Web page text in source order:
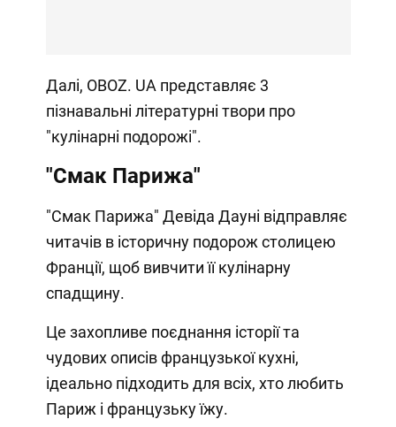
Далі, OBOZ. UA представляє 3
пізнавальні літературні твори про
"кулінарні подорожі".
"Смак Парижа"
"Смак Парижа" Девіда Дауні відправляє
читачів в історичну подорож столицею
Франції, щоб вивчити її кулінарну
спадщину.
Це захопливе поєднання історії та
чудових описів французької кухні,
ідеально підходить для всіх, хто любить
Париж і французьку їжу.